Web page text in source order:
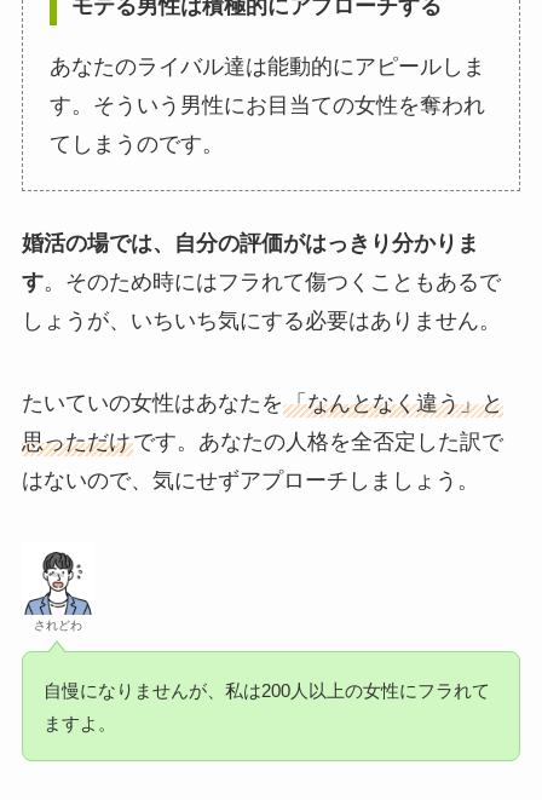
モテる男性は積極的にアプローチする
あなたのライバル達は能動的にアピールしま
す。そういう男性にお目当ての女性を奪われ
てしまうのです。
婚活の場では、自分の評価がはっきり分かりま
す。そのため時にはフラれて傷つくこともあるで
しょうが、いちいち気にする必要はありません。
たいていの女性はあなたを「なんとなく違う」と
思っただけです。あなたの人格を全否定した訳で
はないので、気にせずアプローチしましょう。
されどわ
自慢になりませんが、私は200人以上の女性にフラれて
ますよ。